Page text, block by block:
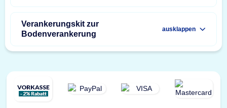
Verankerungskit zur
Bodenverankerung
ausklappen